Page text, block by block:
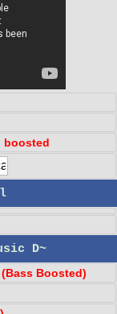
boosted
D~
Boosted)